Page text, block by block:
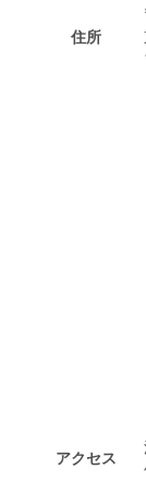
住所
アクセス